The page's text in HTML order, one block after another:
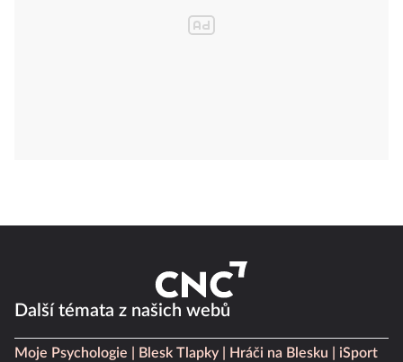
Další témata z našich webů
Moje Psychologie Blesk Tlapky Hráči na Blesku
iSport